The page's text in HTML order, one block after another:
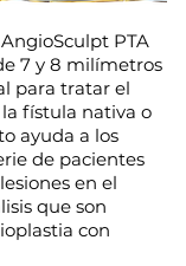
PTA
7 y 8 milímetros
para tratar el
fístula nativa o
ayuda a los
de pacientes
en el
que son
con